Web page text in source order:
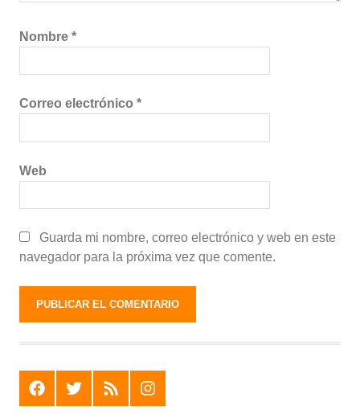
Nombre *
Correo electrónico *
Web
Guarda mi nombre, correo electrónico y web en este
navegador para la próxima vez que comente.
F T R I